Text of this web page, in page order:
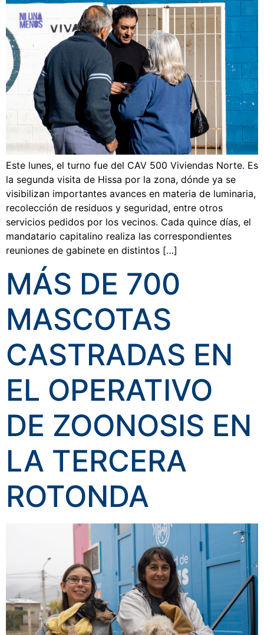
Este lunes, el turno fue del CAV 500 Viviendas Norte. Es
la segunda visita de Hissa por la zona, dónde ya se
visibilizan importantes avances en materia de luminaria,
recolección de residuos y seguridad, entre otros
servicios pedidos por los vecinos. Cada quince días, el
mandatario capitalino realiza las correspondientes
reuniones de gabinete en distintos […]
MÁS DE 700
MASCOTAS
CASTRADAS EN
EL OPERATIVO
DE ZOONOSIS EN
LA TERCERA
ROTONDA